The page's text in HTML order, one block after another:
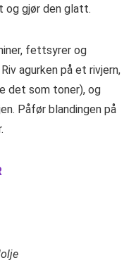
og gjør den glatt.
fettsyrer og
agurken på et rivjern,
det som toner), og
Påfør blandingen på